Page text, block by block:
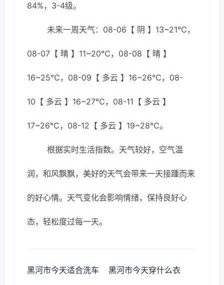
84%，3-4级。
未来一周天气：08-06【 阴 】13~21℃，
08-07【 晴 】11~20℃，08-08【 晴 】
16~25℃，08-09【 多云 】16~26℃，08-
10【 多云 】16~27℃，08-11【 多云 】
17~26℃，08-12【 多云 】19~28℃。
根据实时生活指数。天气较好，空气温
润，和风飘飘，美好的天气会带来一天接踵而来
的好心情。天气变化会影响情绪，保持良好心
态，轻松度过每一天。
黑河市今天适合洗车 黑河市今天穿什么衣